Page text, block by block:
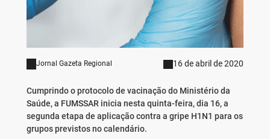
Jornal Gazeta Regional 16 de abril de 2020
Cumprindo o protocolo de vacinação do Ministério da
Saúde, a FUMSSAR inicia nesta quinta-feira, dia 16, a
segunda etapa de aplicação contra a gripe H1N1 para os
grupos previstos no calendário.